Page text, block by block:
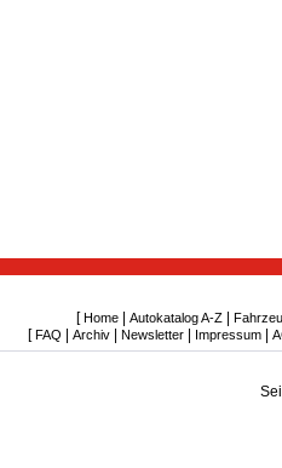
[ Home Autokatalog A-Z
[ FAQ Archiv| Newsletter| Impressum|